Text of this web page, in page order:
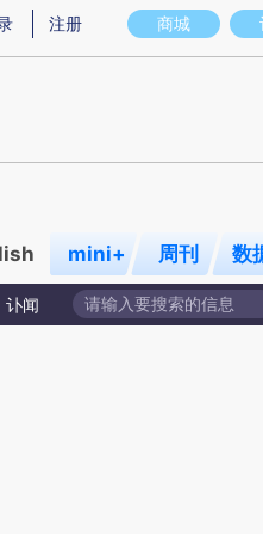
存在偏差。不代表财新观点和立场
商城
注册
mini+ 周刊 数
讣闻